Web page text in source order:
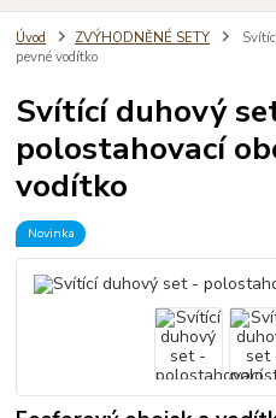
Úvod ZVÝHODNĚNÉ SETY
pevné vodítko
Svítící duhový
polostahovací
vodítko
Novinka